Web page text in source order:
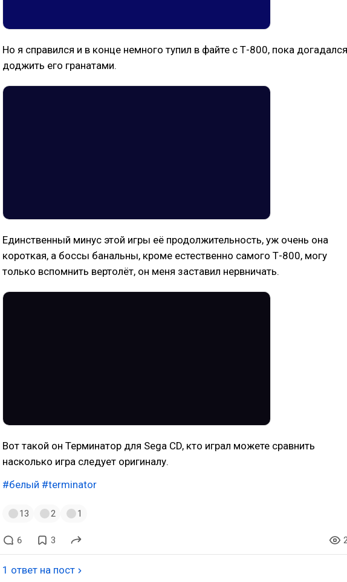
Но я справился и в конце немного тупил в файте с Т-800, пока догадался
доджить его гранатами.
Единственный минус этой игры её продолжительность, уж очень она
короткая, а боссы банальны, кроме естественно самого Т-800, могу
только вспомнить вертолёт, он меня заставил нервничать.
Вот такой он Терминатор для Sega CD, кто играл можете сравнить
насколько игра следует оригиналу.
#белый #terminator
13 2 1
6 3
1 ответ на пост